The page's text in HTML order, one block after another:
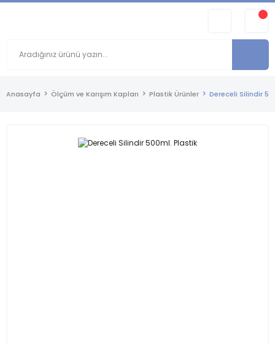
Anasayfa Ölçüm ve Karışım Kapları Plastik Ürünler Dereceli Silindir